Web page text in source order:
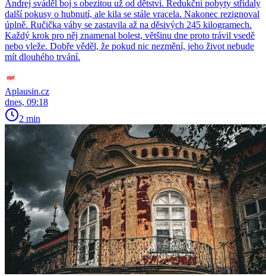
Andrej sváděl boj s obezitou už od dětství. Redukční pobyty střídaly
další pokusy o hubnutí, ale kila se stále vracela. Nakonec rezignoval
úplně. Ručička váhy se zastavila až na děsivých 245 kilogramech.
Každý krok pro něj znamenal bolest, většinu dne proto trávil vsedě
nebo vleže. Dobře věděl, že pokud nic nezmění, jeho život nebude
mít dlouhého trvání.
Aplausin.cz
dnes, 09:18
2 min